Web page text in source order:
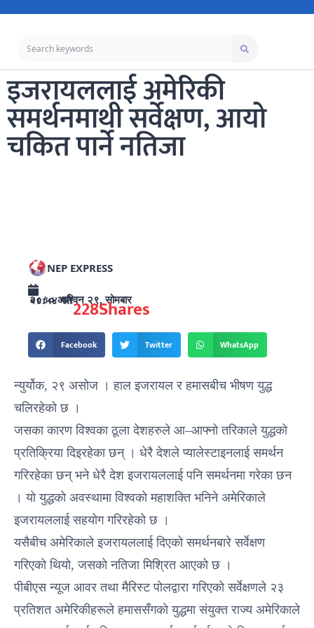
इजरायललाई अमेरिकी
समर्थनमाथी सर्वेक्षण, आयो
चकित पार्ने नतिजा
NEP EXPRESS
२०८० आश्विन २९, सोमबार ०८:५४ गते Shares
228
Facebook Twitter WhatsApp
न्युर्योक, २९ असोज । हाल इजरायल र हमासबीच भीषण युद्ध
चलिरहेको छ ।
जसका कारण विश्वका ठूला देशहरुले आ–आफ्नो तरिकाले युद्धको
प्रतिक्रिया दिइरहेका छन् । धेरै देशले प्यालेस्टाइनलाई समर्थन
गरिरहेका छन् भने धेरै देश इजरायललाई पनि समर्थनमा गरेका छन
। यो युद्धको अवस्थामा विश्वको महाशक्ति भनिने अमेरिकाले
इजरायललाई सहयोग गरिरहेको छ ।
यसैबीच अमेरिकाले इजरायललाई दिएको समर्थनबारे सर्वेक्षण
गरिएको थियो, जसको नतिजा मिश्रित आएको छ ।
पीबीएस न्यूज आवर तथा मैरिस्ट पोलद्वारा गरिएको सर्वेक्षणले २३
प्रतिशत अमेरिकीहरूले हमाससँगको युद्धमा संयुक्त राज्य अमेरिकाले